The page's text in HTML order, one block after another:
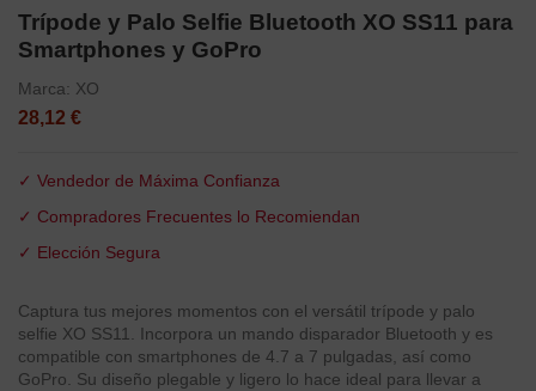
Trípode y Palo Selfie Bluetooth XO SS11 para
Smartphones y GoPro
Marca: XO
28,12 €
✓ Vendedor de Máxima Confianza
✓ Compradores Frecuentes lo Recomiendan
✓ Elección Segura
Captura tus mejores momentos con el versátil trípode y palo
selfie XO SS11. Incorpora un mando disparador Bluetooth y es
compatible con smartphones de 4.7 a 7 pulgadas, así como
GoPro. Su diseño plegable y ligero lo hace ideal para llevar a